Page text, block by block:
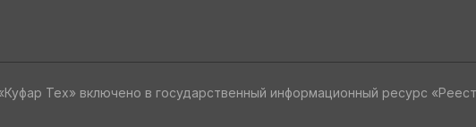
Тех» включено в государственный информационный ресурс